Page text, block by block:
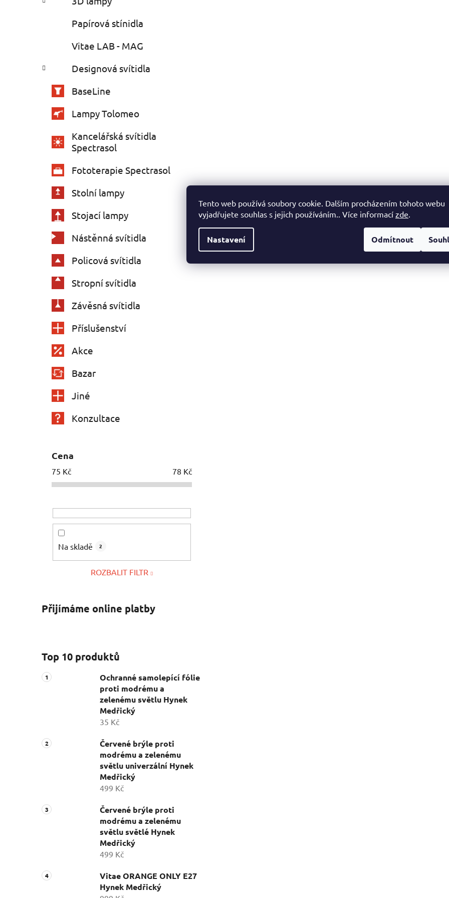
Tento web používá soubory cookie. Dalším procházením tohoto webu
vyjadřujete souhlas s jejich používáním.. Více informací zde.
Nastavení Odmítnout
Papírová stínidla
Vitae LAB - MAG
Designová svítidla
BaseLine
Lampy Tolomeo
Kancelářská svítidla
Spectrasol
Fototerapie Spectrasol
Stolní lampy
Stojací lampy
Nástěnná svítidla
Policová svítidla
Stropní svítidla
Závěsná svítidla
Příslušenství
Akce
Bazar
Jiné
Konzultace
Cena
75 Kč 78 Kč
Na skladě 2
ROZBALIT FILTR
Přijímáme online platby
Top 10 produktů
Ochranné samolepící fólie
proti modrému a
zelenému světlu Hynek
Medřický
35 Kč
Červené brýle proti
modrému a zelenému
světlu univerzální Hynek
Medřický
499 Kč
Červené brýle proti
modrému a zelenému
světlu světlé Hynek
Medřický
499 Kč
Vitae ORANGE ONLY E27
Hynek Medřický